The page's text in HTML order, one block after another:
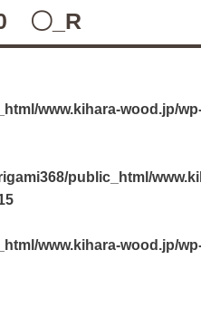
〇_R
www.kihara-wood.jp/
public_html/
www.kihara-wood.jp/